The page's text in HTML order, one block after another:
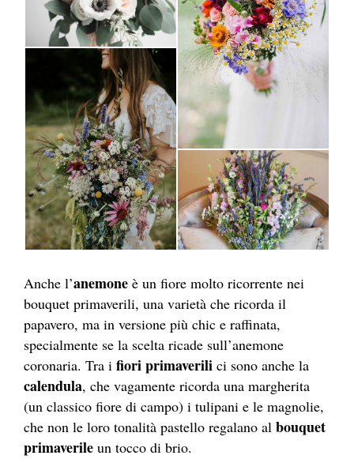
Anche l’anemone è un fiore molto ricorrente nei
bouquet primaverili, una varietà che ricorda il
papavero, ma in versione più chic e raffinata,
specialmente se la scelta ricade sull’anemone
coronaria. Tra i fiori primaverili ci sono anche la
calendula, che vagamente ricorda una margherita
(un classico fiore di campo) i tulipani e le magnolie,
che non le loro tonalità pastello regalano al bouquet
primaverile un tocco di brio.